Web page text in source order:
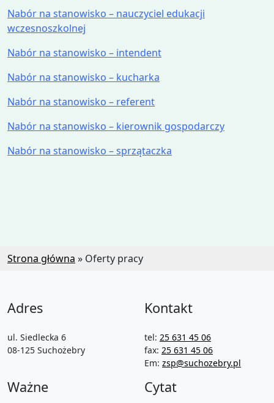
Nabór na stanowisko – nauczyciel edukacji
wczesnoszkolnej
Nabór na stanowisko – intendent
Nabór na stanowisko – kucharka
Nabór na stanowisko – referent
Nabór na stanowisko – kierownik gospodarczy
Nabór na stanowisko – sprzątaczka
Strona główna » Oferty pracy
Adres
ul. Siedlecka 6
08-125 Suchożebry
Kontakt
tel: 25 631 45 06
fax: 25 631 45 06
Em: zsp@suchozebry.pl
Ważne Cytat